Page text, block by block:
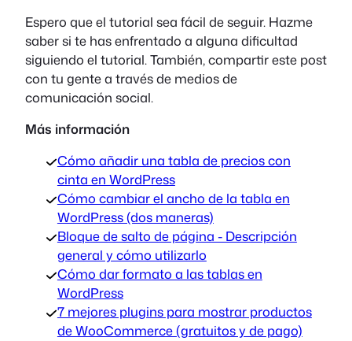
Espero que el tutorial sea fácil de seguir. Hazme
saber si te has enfrentado a alguna dificultad
siguiendo el tutorial. También, compartir este post
con tu gente a través de medios de
comunicación social.
Más información
Cómo añadir una tabla de precios con
cinta en WordPress
Cómo cambiar el ancho de la tabla en
WordPress (dos maneras)
Bloque de salto de página - Descripción
general y cómo utilizarlo
Cómo dar formato a las tablas en
WordPress
7 mejores plugins para mostrar productos
de WooCommerce (gratuitos y de pago)